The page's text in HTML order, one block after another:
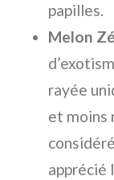
papilles.
Melon
rayée
et moins
apprécié